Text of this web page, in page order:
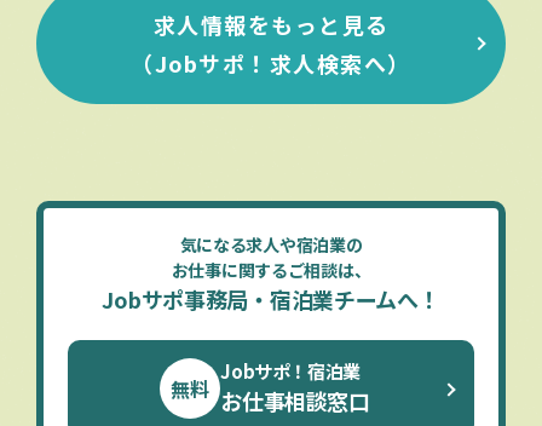
求人情報をもっと見る
（Jobサポ！求人検索へ）
気になる求人や宿泊業の
お仕事に関するご相談は、
Jobサポ事務局・宿泊業チームへ！
無料
Jobサポ！宿泊業
お仕事相談窓口